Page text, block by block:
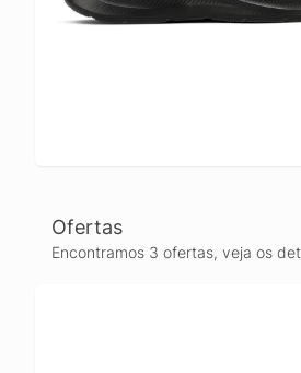
Ofertas
Encontramos 3 ofertas, veja os